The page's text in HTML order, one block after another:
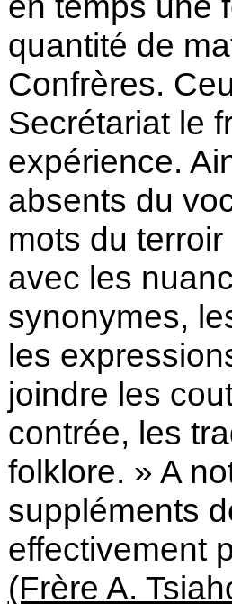
quantité de
Confrères.
Secrétariat le
expérience.
absents du
mots du
avec les
synonymes,
les
joindre les
contrée, les
folklore. » A
suppléments
effectivement
(Frère A.